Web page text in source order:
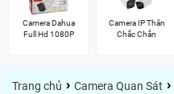
Camera Dahua
Full Hd 1080P
Camera IP Thân
Chắc Chắn
Trang chủ › Camera Quan Sát ›